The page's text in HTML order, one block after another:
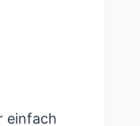
einfach